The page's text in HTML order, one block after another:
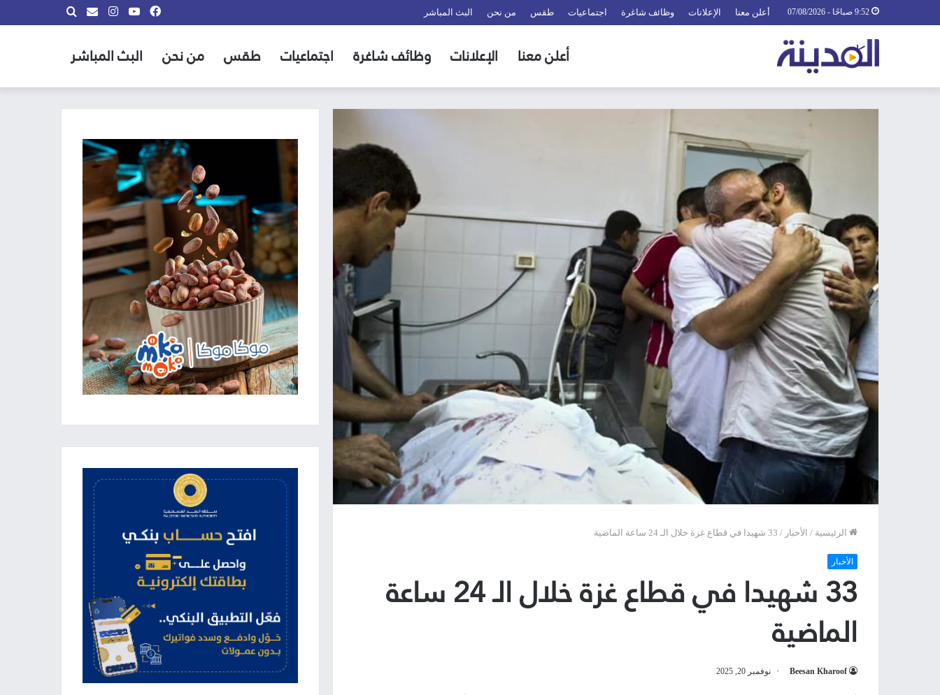
أعلن معنا الإعلانات وظائف شاغرة اجتماعيات طقس من نحن البث المباشر بحث
info@almadina.tvانستقراميوتيوب
فيسبوك
أعلن معنا الإعلانات وظائف شاغرة اجتماعيات طقس من نحن البث المباشر
الرئيسية / الأخبار / 33 شهيدا في قطاع غزة خلال الـ 24 ساعة الماضية
الأخبار
33 شهيدا في قطاع غزة خلال الـ 24 ساعة
الماضية
Beesan Kharoof نوفمبر 20, 2025